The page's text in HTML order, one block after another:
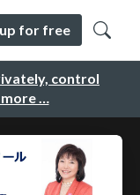
control
…
for free